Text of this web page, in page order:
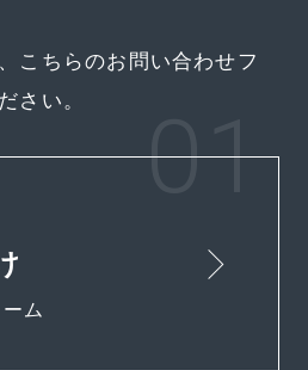
こちらのお問い合わせフ
さい。
ム